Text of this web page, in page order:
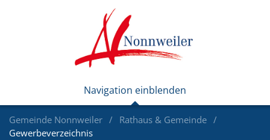
Gemeinde Nonnweiler
Rathaus & Gemeinde
Gewerbeverzeichnis